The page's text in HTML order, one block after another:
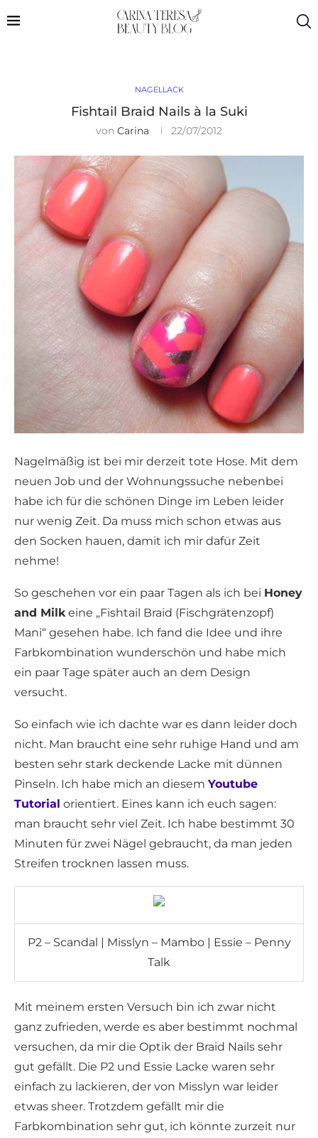
NAGELLACK
Fishtail Braid Nails à la Suki
von Carina 22/07/2012
Nagelmäßig ist bei mir derzeit tote Hose. Mit dem
neuen Job und der Wohnungssuche nebenbei
habe ich für die schönen Dinge im Leben leider
nur wenig Zeit. Da muss mich schon etwas aus
den Socken hauen, damit ich mir dafür Zeit
nehme!
So geschehen vor ein paar Tagen als ich bei Honey
and Milk eine „Fishtail Braid (Fischgrätenzopf)
Mani“ gesehen habe. Ich fand die Idee und ihre
Farbkombination wunderschön und habe mich
ein paar Tage später auch an dem Design
versucht.
So einfach wie ich dachte war es dann leider doch
nicht. Man braucht eine sehr ruhige Hand und am
besten sehr stark deckende Lacke mit dünnen
Pinseln. Ich habe mich an diesem Youtube
Tutorial orientiert. Eines kann ich euch sagen:
man braucht sehr viel Zeit. Ich habe bestimmt 30
Minuten für zwei Nägel gebraucht, da man jeden
Streifen trocknen lassen muss.
P2 – Scandal | Misslyn – Mambo | Essie – Penny
Talk
Mit meinem ersten Versuch bin ich zwar nicht
ganz zufrieden, werde es aber bestimmt nochmal
versuchen, da mir die Optik der Braid Nails sehr
gut gefällt. Die P2 und Essie Lacke waren sehr
einfach zu lackieren, der von Misslyn war leider
etwas sheer. Trotzdem gefällt mir die
Farbkombination sehr gut, ich könnte zurzeit nur